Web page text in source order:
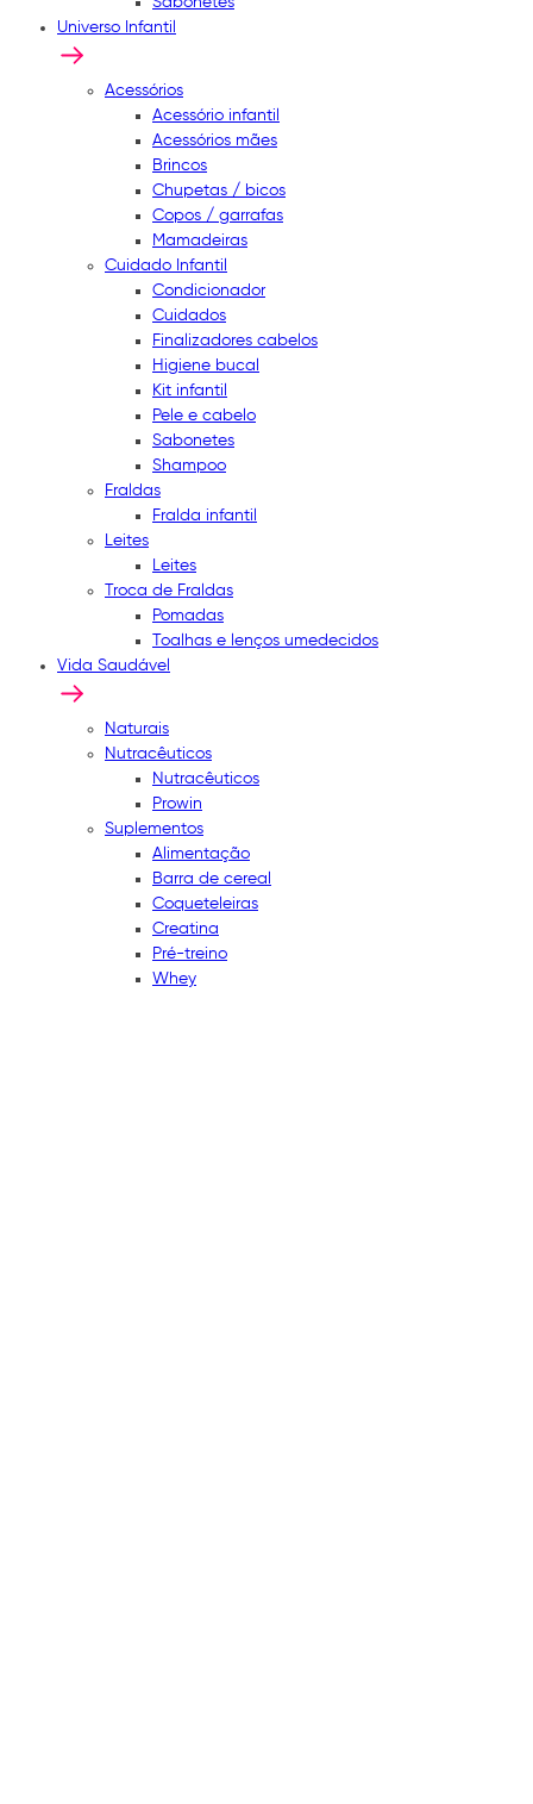
Universo Infantil
Acessórios
Acessório infantil
Acessórios mães
Brincos
Chupetas / bicos
Copos / garrafas
Mamadeiras
Cuidado Infantil
Condicionador
Cuidados
Finalizadores cabelos
Higiene bucal
Kit infantil
Pele e cabelo
Sabonetes
Shampoo
Fraldas
Fralda infantil
Leites
Leites
Troca de Fraldas
Pomadas
Toalhas e lenços umedecidos
Vida Saudável
Naturais
Nutracêuticos
Nutracêuticos
Prowin
Suplementos
Alimentação
Barra de cereal
Coqueteleiras
Creatina
Pré-treino
Whey